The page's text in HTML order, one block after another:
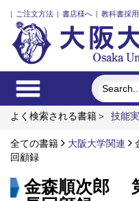
| ご注文方法 | 書店様へ | 教科書採用
よく検索される書籍＞
技能
大学
ロシア語
アートエ
46景
全ての書籍 大阪大学関連
回顧録
金森順次郎